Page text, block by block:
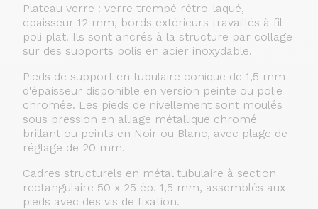
Plateau verre : verre trempé rétro-laqué,
épaisseur 12 mm, bords extérieurs travaillés à fil
poli plat. Ils sont ancrés à la structure par collage
sur des supports polis en acier inoxydable.
Pieds de support en tubulaire conique de 1,5 mm
d'épaisseur disponible en version peinte ou polie
chromée. Les pieds de nivellement sont moulés
sous pression en alliage métallique chromé
brillant ou peints en Noir ou Blanc, avec plage de
réglage de 20 mm.
Cadres structurels en métal tubulaire à section
rectangulaire 50 x 25 ép. 1,5 mm, assemblés aux
pieds avec des vis de fixation.